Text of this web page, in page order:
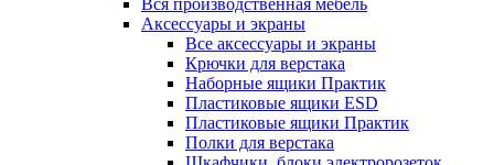
Вся производственная мебель
Аксессуары и экраны
Все аксессуары и экраны
Крючки для верстака
Наборные ящики Практик
Пластиковые ящики ESD
Пластиковые ящики Практик
Полки для верстака